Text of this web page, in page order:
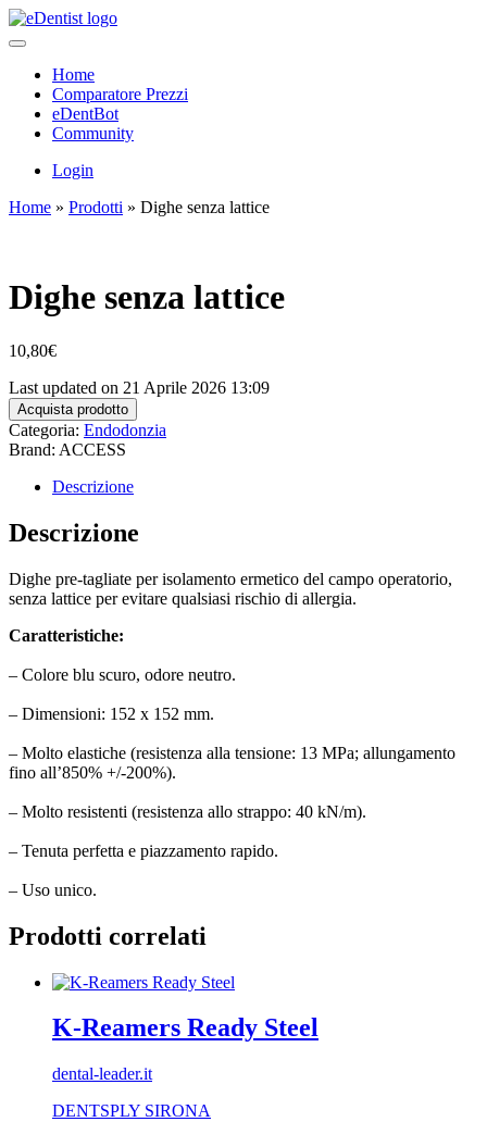
Home
Comparatore Prezzi
eDentBot
Community
Login
Home » Prodotti » Dighe senza lattice
Dighe senza lattice
10,80€
Last updated on 21 Aprile 2026 13:09
Acquista prodotto
Categoria: Endodonzia
Brand: ACCESS
Descrizione
Descrizione
Dighe pre-tagliate per isolamento ermetico del campo operatorio,
senza lattice per evitare qualsiasi rischio di allergia.
Caratteristiche:
– Colore blu scuro, odore neutro.
– Dimensioni: 152 x 152 mm.
– Molto elastiche (resistenza alla tensione: 13 MPa; allungamento
fino all’850% +/-200%).
– Molto resistenti (resistenza allo strappo: 40 kN/m).
– Tenuta perfetta e piazzamento rapido.
– Uso unico.
Prodotti correlati
K-Reamers Ready Steel
dental-leader.it
DENTSPLY SIRONA